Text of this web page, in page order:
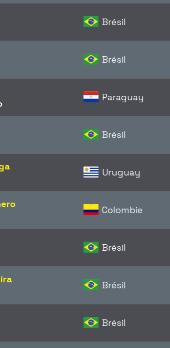
Brésil
Brésil
Paraguay
Brésil
Uruguay
Colombie
Brésil
Brésil
Brésil